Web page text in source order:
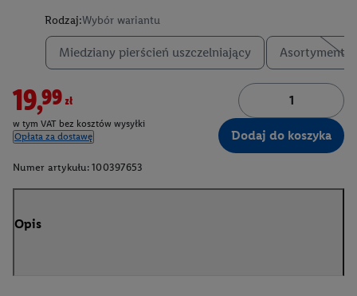
Rodzaj:Wybór wariantu
Miedziany pierścień uszczelniający Asortyment
19,99zł
w tym VAT bez kosztów wysyłki
Opłata za dostawę
Dodaj do koszyka
Numer artykułu: 100397653
Opis